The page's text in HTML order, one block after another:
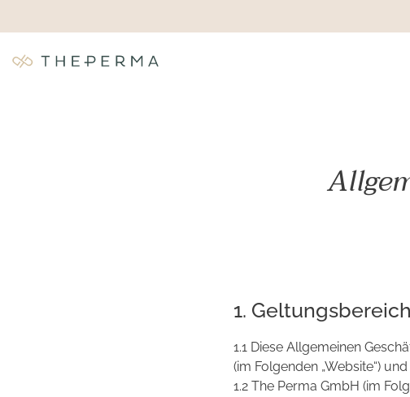
1. Geltungsbereich
1.1 Diese Allgemeinen
(im Folgenden „Website“)
1.2 The Perma GmbH (im